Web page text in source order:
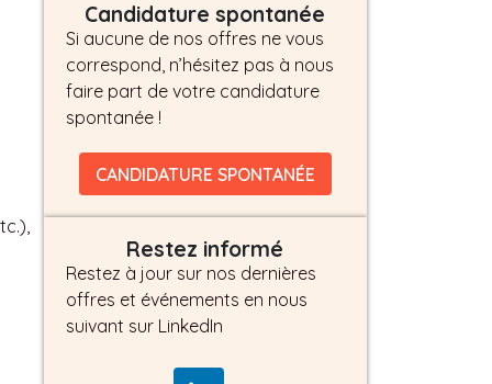
Candidature spontanée
Si aucune de nos offres ne vous
correspond, n’hésitez pas à nous
faire part de votre candidature
spontanée !
CANDIDATURE SPONTANÉE
Restez informé
Restez à jour sur nos dernières
offres et événements en nous
suivant sur LinkedIn